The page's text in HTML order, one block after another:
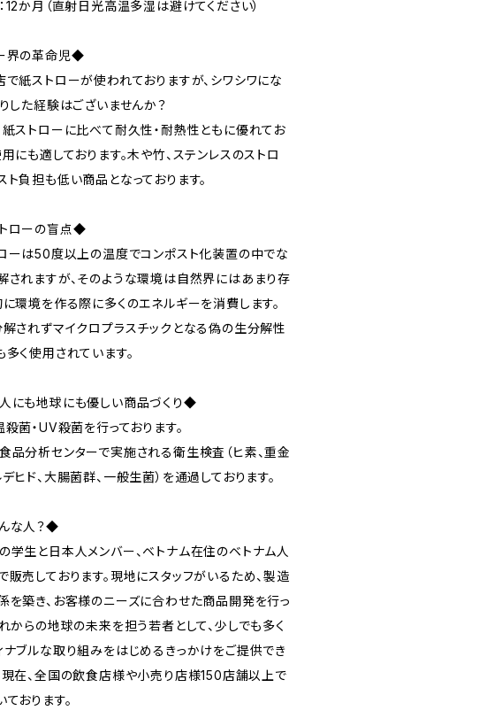
か月（直射日光高温多湿は避けてください）
界の革命児◆
で紙ストローが使われておりますが、シワシワにな
した経験はございませんか？
紙ストローに比べて耐久性・耐熱性ともに優れてお
にも適しております。木や竹、ステンレスのストロ
負担も低い商品となっております。
ローの盲点◆
ーは50度以上の温度でコンポスト化装置の中でな
されますが、そのような環境は自然界にはあまり存
環境を作る際に多くのエネルギーを消費します。
解されずマイクロプラスチックとなる偽の生分解性
く使用されています。
にも地球にも優しい商品づくり◆
菌・UV殺菌を行っております。
品分析センターで実施される衛生検査（ヒ素、重金
ヒド、大腸菌群、一般生菌）を通過しております。
な人？◆
学生と日本人メンバー、ベトナム在住のベトナム人
販売しております。現地にスタッフがいるため、製造
を築き、お客様のニーズに合わせた商品開発を行っ
からの地球の未来を担う若者として、少しでも多く
ナブルな取り組みをはじめるきっかけをご提供でき
現在、全国の飲食店様や小売り店様150店舗以上で
おります。